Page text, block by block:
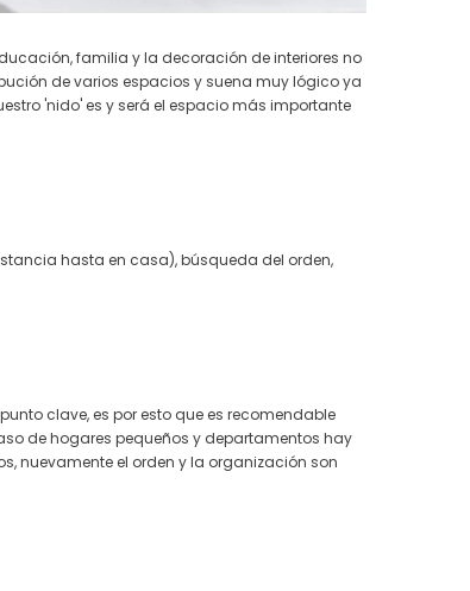
familia y la decoración de interiores no
de varios espacios y suena muy lógico ya
'nido' es y será el espacio más importante
hasta en casa), búsqueda del orden,
clave, es por esto que es recomendable
de hogares pequeños y departamentos hay
nuevamente el orden y la organización son